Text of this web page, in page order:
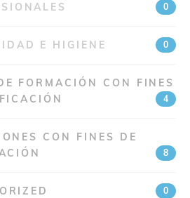
0
E HIGIENE 0
FORMACIÓN CON FINES
4
CON FINES DE
8
0